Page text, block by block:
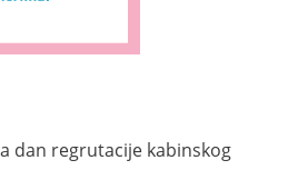
dan regrutacije kabinskog